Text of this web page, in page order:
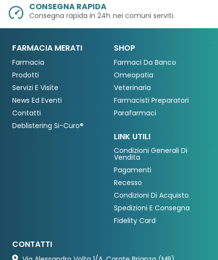
CONSEGNA RAPIDA
Consegna rapida in 24h nei comuni serviti.
FARMACIA MERATI
Farmacia
Prodotti
Servizi E Visite
News Ed Eventi
Contatti
Deblistering Si-Curo®
SHOP
Farmaci Da Banco
Omeopatia
Veterinaria
Farmacisti Preparatori
Parafarmaci
LINK UTILI
Condizioni Generali Di
Vendita
Pagamenti
Recesso
Condizioni Di Acquisto
Spedizioni E Consegna
Fidelity Card
CONTATTI